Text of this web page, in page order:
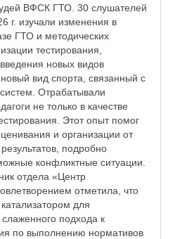
ВФСК ГТО. 30 слушателей
г. изучали изменения в
ГТО и методических
тестирования,
новых видов
вид спорта, связанный с
Отрабатывали
не только в качестве
Этот опыт помог
и организации от
подробно
конфликтные ситуации.
отдела «Центр
отметила, что
для
подхода к
по выполнению нормативов